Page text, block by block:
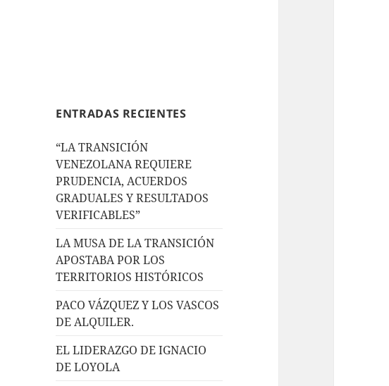
ENTRADAS RECIENTES
“LA TRANSICIÓN
VENEZOLANA REQUIERE
PRUDENCIA, ACUERDOS
GRADUALES Y RESULTADOS
VERIFICABLES”
LA MUSA DE LA TRANSICIÓN
APOSTABA POR LOS
TERRITORIOS HISTÓRICOS
PACO VÁZQUEZ Y LOS VASCOS
DE ALQUILER.
EL LIDERAZGO DE IGNACIO
DE LOYOLA